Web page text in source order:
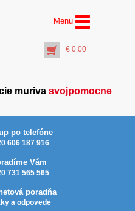
Menu
€ 0,00
muriva svojpomocne
po telefóne
606 187 916
Vám
731 565 565
poradňa
a odpovede
Nylonové rukavice
máčané v latexovej
pene, veľ. 10